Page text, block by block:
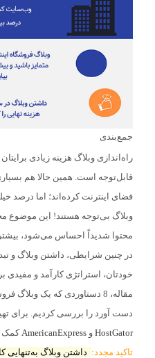
جمع‌بندی
راه‌اندازی وبلاگ هزینه زیادی برایتان
قابل‌توجه است . همین حالا هم
فضای اینترنت کرده‌اند؛ اما درصد
وبلاگ بی‌توجه هستند! این موضوع
محتوا شدیداً احساس می‌شود، بیشتر
در چنین شرایطی، داشتن وبلاگ و
خودتان، استراتژی کارآمد و مفیدی
مقاله، 8 دستاوردی که یک
دست آورد را بررسی کردیم. برای
HostGator و AmericanExpress کمک
تاکید مجدد: داشتن وبلاگ به‌تنهایی